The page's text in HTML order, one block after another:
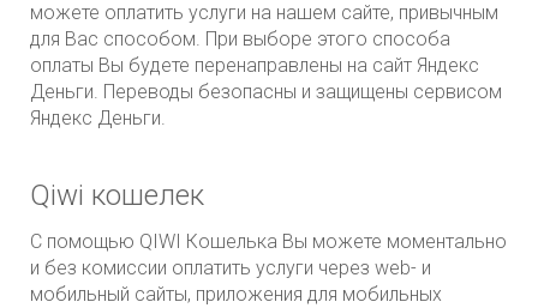
можете оплатить услуги на нашем сайте, привычным
для Вас способом. При выборе этого способа
оплаты Вы будете перенаправлены на сайт Яндекс
Деньги. Переводы безопасны и защищены сервисом
Яндекс Деньги.
Qiwi кошелек
С помощью QIWI Кошелька Вы можете моментально
и без комиссии оплатить услуги через web- и
мобильный сайты, приложения для мобильных